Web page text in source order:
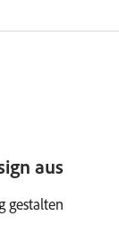
aus
gestalten